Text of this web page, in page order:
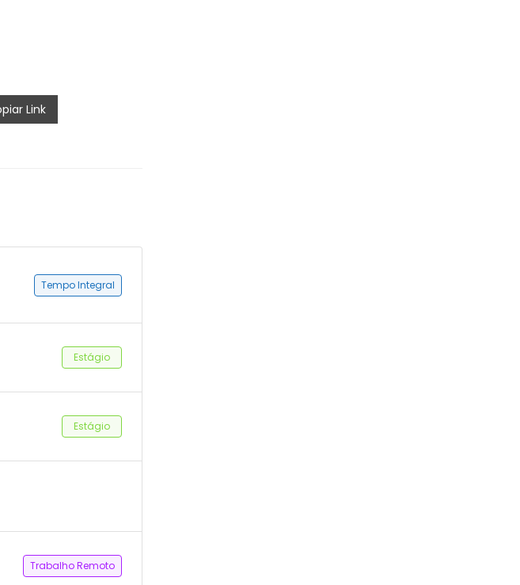
Link
Tempo Integral
Estágio
Estágio
Trabalho Remoto